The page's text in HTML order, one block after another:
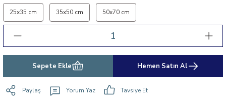
25x35 cm 35x50 cm 50x70 cm
Sepete Ekle Hemen Satın Al
Paylaş Yorum Yaz Tavsiye Et